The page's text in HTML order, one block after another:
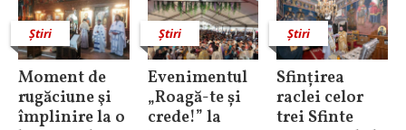
Știri
Moment de
rugăciune şi
împlinire la o
Știri
Evenimentul
„Roagă-te și
crede!” la
Știri
Sfințirea
raclei celor
trei Sfinte